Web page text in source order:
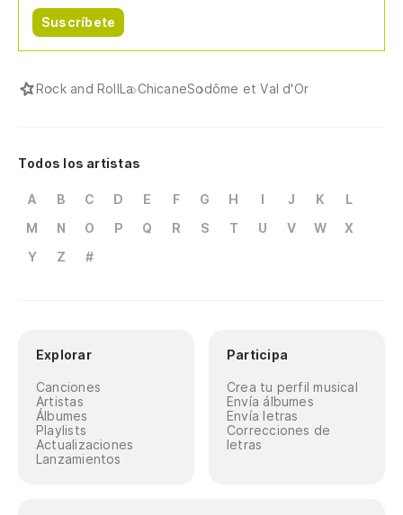
Suscríbete
Rock and RollLa ChicaneSodôme et Val d'Or
Todos los artistas
A B C D E F G H I J K
L
M
N O P Q R S T U V W
X
Y
Z #
Explorar
Canciones
Artistas
Álbumes
Playlists
Actualizaciones
Lanzamientos
Participa
Crea tu perfil musical
Envía álbumes
Envía letras
Correcciones de
letras